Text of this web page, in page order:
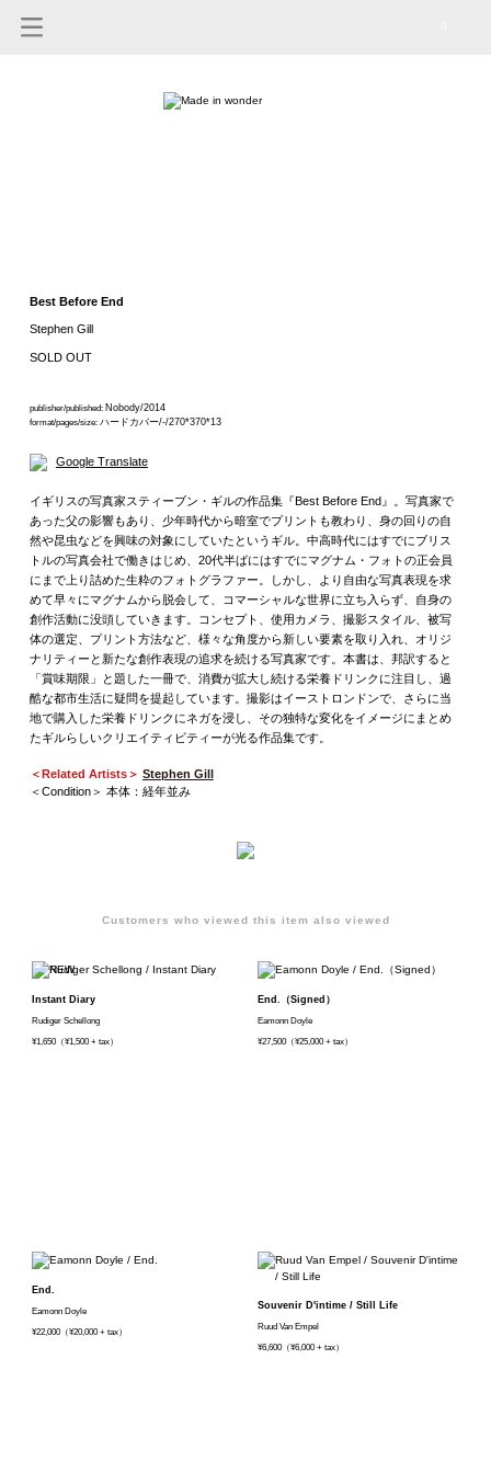
Best Before End
Stephen Gill
SOLD OUT
publisher/published: Nobody/2014
format/pages/size: ハードカバー/-/270*370*13
Google Translate
イギリスの写真家スティーブン・ギルの作品集『Best Before End』。写真家で
あった父の影響もあり、少年時代から暗室でプリントも教わり、身の回りの自
然や昆虫などを興味の対象にしていたというギル。中高時代にはすでにブリス
トルの写真会社で働きはじめ、20代半ばにはすでにマグナム・フォトの正会員
にまで上り詰めた生粋のフォトグラファー。しかし、より自由な写真表現を求
めて早々にマグナムから脱会して、コマーシャルな世界に立ち入らず、自身の
創作活動に没頭していきます。コンセプト、使用カメラ、撮影スタイル、被写
体の選定、プリント方法など、様々な角度から新しい要素を取り入れ、オリジ
ナリティーと新たな創作表現の追求を続ける写真家です。本書は、邦訳すると
「賞味期限」と題した一冊で、消費が拡大し続ける栄養ドリンクに注目し、過
酷な都市生活に疑問を提起しています。撮影はイーストロンドンで、さらに当
地で購入した栄養ドリンクにネガを浸し、その独特な変化をイメージにまとめ
たギルらしいクリエイティビティーが光る作品集です。
＜Related Artists＞ Stephen Gill
＜Condition＞ 本体：経年並み
Customers who viewed this item also viewed
Instant Diary
Rudiger Schellong
¥1,650（¥1,500 + tax）
End.（Signed）
Eamonn Doyle
¥27,500（¥25,000 + tax）
End.
Eamonn Doyle
¥22,000（¥20,000 + tax）
Souvenir D'intime / Still Life
Ruud Van Empel
¥6,600（¥6,000 + tax）